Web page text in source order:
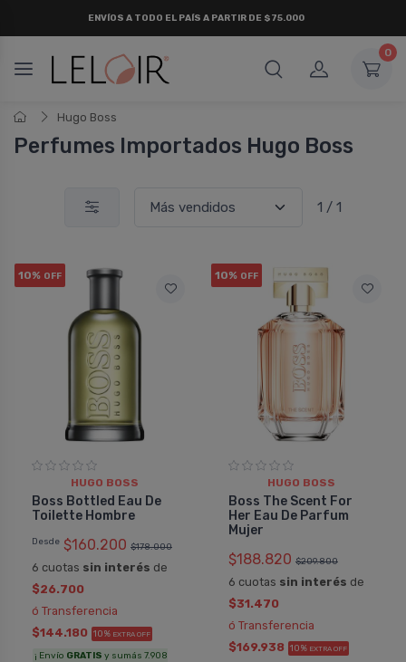
ENVÍOS A TODO EL PAÍS A PARTIR DE $75.000
0
Hugo Boss
Perfumes Importados Hugo Boss
1 / 1
10% OFF
HUGO BOSS
Boss Bottled Eau De
Toilette Hombre
Desde $160.200 $178.000
6 cuotas sin interés de
$26.700
ó Transferencia
$144.180 10% EXTRA OFF
¡ Envío GRATIS y sumás 7.908
10% OFF
HUGO BOSS
Boss The Scent For
Her Eau De Parfum
Mujer
$188.820 $209.800
6 cuotas sin interés de
$31.470
ó Transferencia
$169.938 10% EXTRA OFF